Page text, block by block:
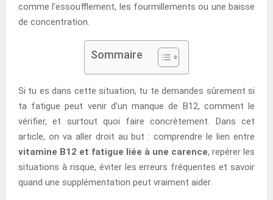
comme l’essoufflement, les fourmillements ou une baisse
de concentration.
Sommaire
Si tu es dans cette situation, tu te demandes sûrement si
ta fatigue peut venir d’un manque de B12, comment le
vérifier, et surtout quoi faire concrètement. Dans cet
article, on va aller droit au but : comprendre le lien entre
vitamine B12 et fatigue liée à une carence, repérer les
situations à risque, éviter les erreurs fréquentes et savoir
quand une supplémentation peut vraiment aider.